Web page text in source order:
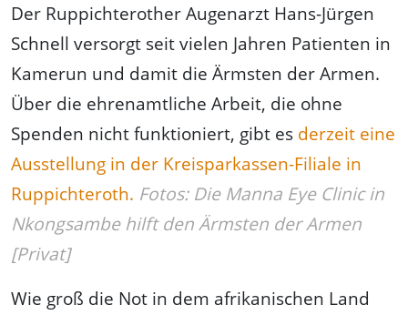
Der Ruppichterother Augenarzt Hans-Jürgen
Schnell versorgt seit vielen Jahren Patienten in
Kamerun und damit die Ärmsten der Armen.
Über die ehrenamtliche Arbeit, die ohne
Spenden nicht funktioniert, gibt es derzeit eine
Ausstellung in der Kreisparkassen-Filiale in
Ruppichteroth. Fotos: Die Manna Eye Clinic in
Nkongsambe hilft den Ärmsten der Armen
[Privat]
Wie groß die Not in dem afrikanischen Land